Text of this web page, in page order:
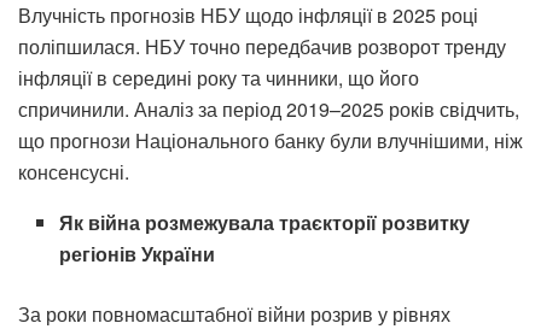
Влучність прогнозів НБУ щодо інфляції в 2025 році
поліпшилася. НБУ точно передбачив розворот тренду
інфляції в середині року та чинники, що його
спричинили. Аналіз за період 2019–2025 років свідчить,
що прогнози Національного банку були влучнішими, ніж
консенсусні.
Як війна розмежувала траєкторії розвитку
регіонів України
За роки повномасштабної війни розрив у рівнях